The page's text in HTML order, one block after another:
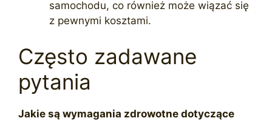
samochodu, co również może wiązać się
z pewnymi kosztami.
Często zadawane
pytania
Jakie są wymagania zdrowotne dotyczące